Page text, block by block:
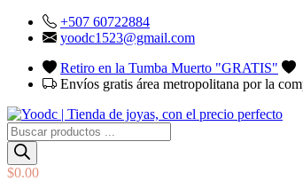
Skip
+507 60722884
yoodc1523@gmail.com
Retiro en la Tumba Muerto "GRATIS"
Envíos gratis área metropolitana por la
Búsqueda
de
productos
$0.00